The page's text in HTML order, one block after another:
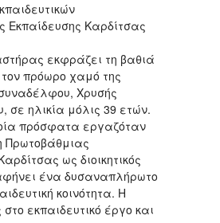
Εκπαίδευσης Καρδίτσας
εκφράζει τη βαθιά
τον πρόωρο χαμό της
Χρυσής
σε ηλικία μόλις 39 ετών.
πρόσφατα εργαζόταν
Πρωτοβάθμιας
ως διοικητικός
ένα δυσαναπλήρωτο
κοινότητα. Η
εκπαιδευτικό έργο και